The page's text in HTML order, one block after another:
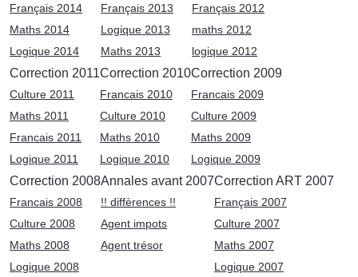
Français 2014
Maths 2014
Logique 2014
Français 2013
Logique 2013
Maths 2013
Français 2012
maths 2012
logique 2012
Correction 2011
Culture 2011
Maths 2011
Francais 2011
Logique 2011
Correction 2010
Francais 2010
Culture 2010
Maths 2010
Logique 2010
Correction 2009
Francais 2009
Culture 2009
Maths 2009
Logique 2009
Correction 2008
Francais 2008
Culture 2008
Maths 2008
Logique 2008
Annales avant 2007
!! diffèrences !!
Agent impots
Agent trésor
Correction ART 2007
Français 2007
Culture 2007
Maths 2007
Logique 2007